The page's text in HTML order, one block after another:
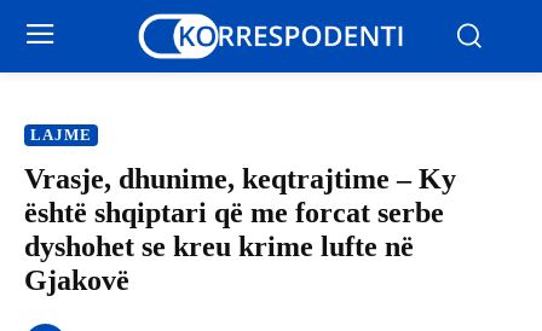
LAJME
Vrasje, dhunime, keqtrajtime – Ky
është shqiptari që me forcat serbe
dyshohet se kreu krime lufte në
Gjakovë